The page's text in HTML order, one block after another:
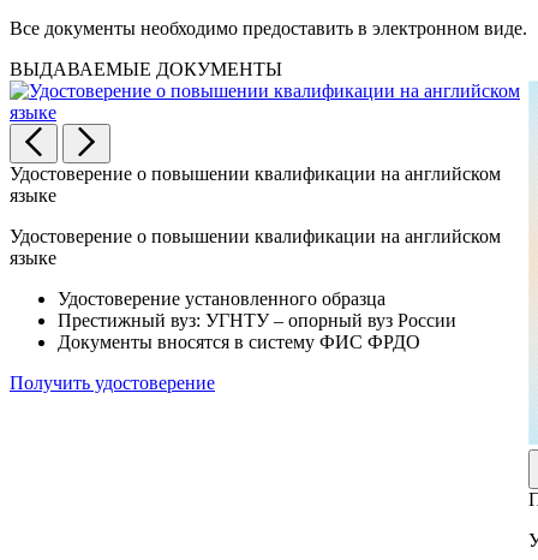
Все документы необходимо предоставить в электронном виде.
ВЫДАВАЕМЫЕ ДОКУМЕНТЫ
Удостоверение о повышении квалификации на английском
языке
Удостоверение о повышении квалификации на английском
языке
Удостоверение установленного образца
Престижный вуз: УГНТУ – опорный вуз России
Документы вносятся в систему ФИС ФРДО
Получить удостоверение